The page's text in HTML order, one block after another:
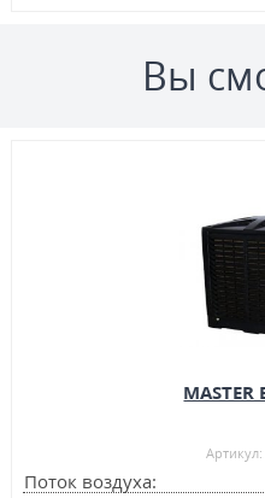
Вы
MASTER
Артикул:
Поток воздуха: